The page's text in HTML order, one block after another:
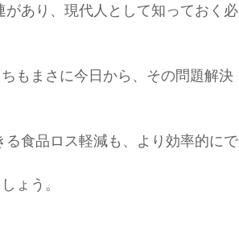
あり、現代人として知っておく必
もまさに今日から、その問題解決
食品ロス軽減も、より効率的にで
ょう。